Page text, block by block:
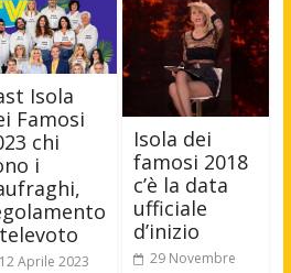
Isola
Famosi
chi
i
12 Aprile 2023
Isola dei
famosi 2018
c’è la data
ufficiale
d’inizio
29 Novembre